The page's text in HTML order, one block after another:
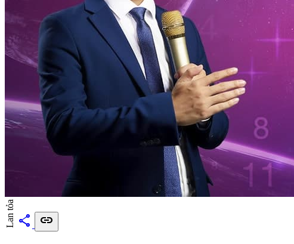
Lan tỏa share link